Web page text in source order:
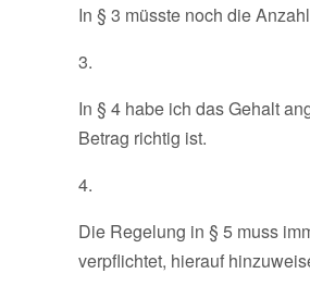
In § 3 müsste noch die
3.
In § 4 habe ich das Gehalt
Betrag richtig ist.
4.
Die Regelung in § 5 muss
verpflichtet, hierauf